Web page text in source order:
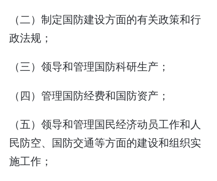
（二）制定国防建设方面的有关政策和行
政法规；
（三）领导和管理国防科研生产；
（四）管理国防经费和国防资产；
（五）领导和管理国民经济动员工作和人
民防空、国防交通等方面的建设和组织实
施工作；